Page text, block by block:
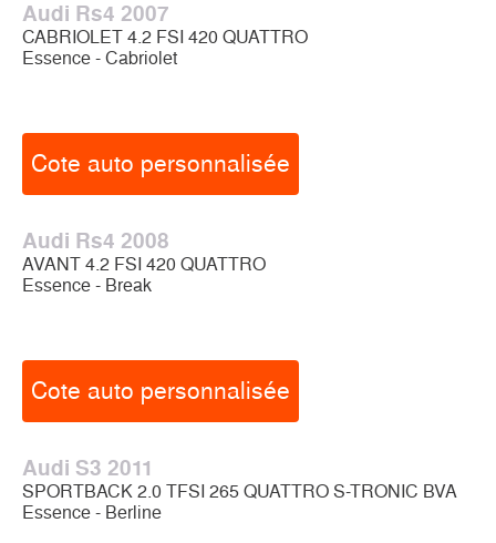
Audi Rs4 2007
CABRIOLET 4.2 FSI 420 QUATTRO
Essence - Cabriolet
Cote auto personnalisée
Audi Rs4 2008
AVANT 4.2 FSI 420 QUATTRO
Essence - Break
Cote auto personnalisée
Audi S3 2011
SPORTBACK 2.0 TFSI 265 QUATTRO S-TRONIC BVA
Essence - Berline